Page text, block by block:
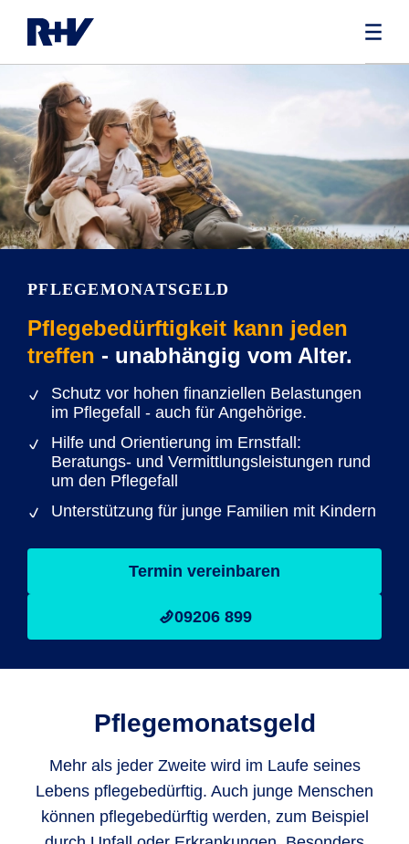
PFLEGEMONATSGELD
Pflegebedürftigkeit kann jeden
treffen - unabhängig vom Alter.
Schutz vor hohen finanziellen Belastungen
im Pflegefall - auch für Angehörige.
Hilfe und Orientierung im Ernstfall:
Beratungs- und Vermittlungsleistungen rund
um den Pflegefall
Unterstützung für junge Familien mit Kindern
Termin vereinbaren
09206 899
Pflegemonatsgeld
Mehr als jeder Zweite wird im Laufe seines
Lebens pflegebedürftig. Auch junge Menschen
können pflegebedürftig werden, zum Beispiel